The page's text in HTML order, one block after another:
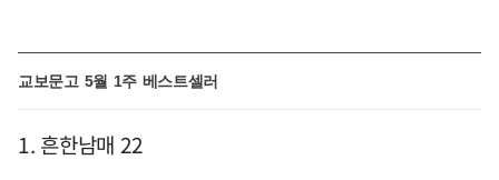
교보문고 5월 1주 베스트셀러
1. 흔한남매 22